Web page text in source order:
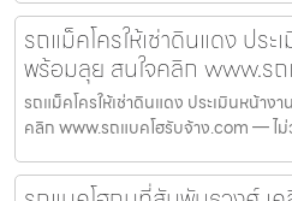
รถแม็คโครให้เช่าดินแดง ปร
พร้อมลุย สนใจคลิก www.ร
รถแม็คโครให้เช่าดินแดง ประเมินหน้าง
คลิก www.รถแบคโฮรับจ้าง.com — ไ